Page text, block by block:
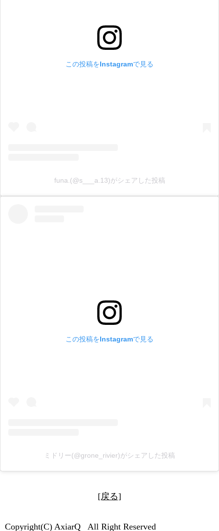
この投稿をInstagramで見る
funa.(@s___a.13)がシェアした投稿
この投稿をInstagramで見る
ミドリー(@grone_rivier)がシェアした投稿
[戻る]
Copyright(C) AxiarQ All Right Reserved